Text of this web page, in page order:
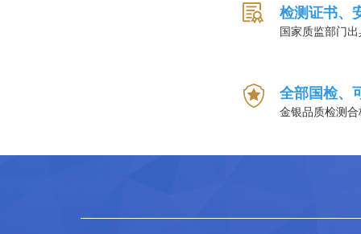
检测证书、
国家质监部门
全部国检、
金银品质检测